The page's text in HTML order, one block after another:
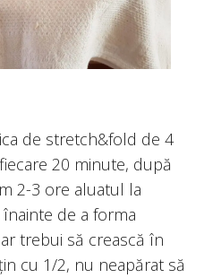
de stretch&fold de 4
20 minute, după
2-3 ore aluatul la
de a forma
trebui să crească în
cu 1/2, nu neapărat să